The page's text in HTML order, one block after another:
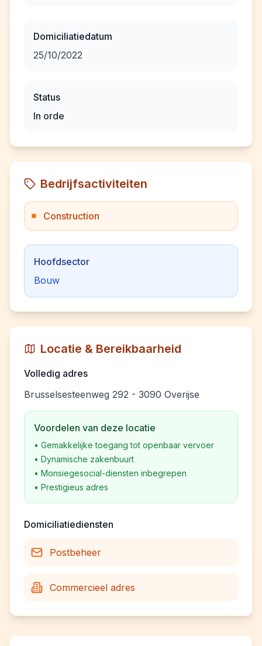
Domiciliatiedatum
25/10/2022
Status
In orde
Bedrijfsactiviteiten
Construction
Hoofdsector
Bouw
Locatie & Bereikbaarheid
Volledig adres
Brusselsesteenweg 292 - 3090 Overijse
Voordelen van deze locatie
• Gemakkelijke toegang tot openbaar vervoer
• Dynamische zakenbuurt
• Monsiegesocial-diensten inbegrepen
• Prestigieus adres
Domiciliatiediensten
Postbeheer
Commercieel adres